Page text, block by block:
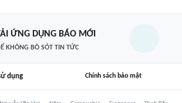
ỨNG DỤNG BÁO MỚI
KHÔNG BỎ SÓT TIN TỨC
dụng Chính sách bảo mật